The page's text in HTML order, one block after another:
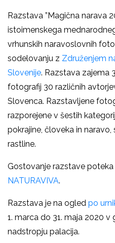
Razstava ”Magična narava
istoimenskega
vrhunskih naravoslovnih
sodelovanju z Združenjem
Slovenije. Razstava zajema
fotografij 30 različnih
Slovenca. Razstavljene
razporejene v šestih
pokrajine, človeka in
rastline.
Gostovanje razstave
NATURAVIVA.
Razstava je na ogled po
1. marca do 31. maja 2020 v
nadstropju palacija.